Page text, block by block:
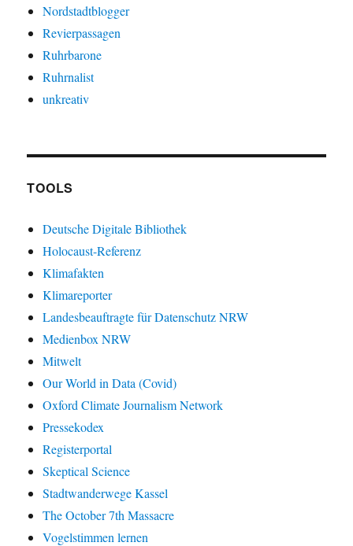
Nordstadtblogger
Revierpassagen
Ruhrbarone
Ruhrnalist
unkreativ
TOOLS
Deutsche Digitale Bibliothek
Holocaust-Referenz
Klimafakten
Klimareporter
Landesbeauftragte für Datenschutz NRW
Medienbox NRW
Mitwelt
Our World in Data (Covid)
Oxford Climate Journalism Network
Pressekodex
Registerportal
Skeptical Science
Stadtwanderwege Kassel
The October 7th Massacre
Vogelstimmen lernen